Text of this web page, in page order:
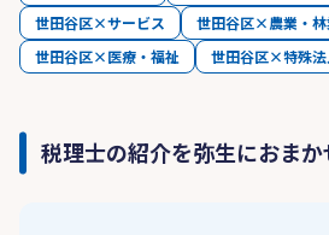
世田谷区×サービス
世田谷区×農業・林
世田谷区×医療・福祉
世田谷区×特殊法
税理士の紹介を弥生におま